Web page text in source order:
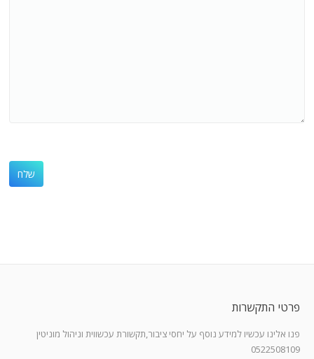
פרטי התקשרות
פנו אלינו עכשיו למידע נוסף על יחסי ציבור,תקשורת עכשווית וניהול מוניטין
0522508109